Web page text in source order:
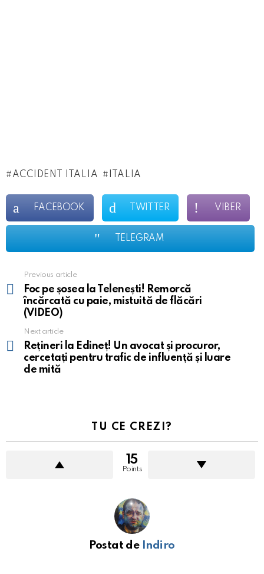
ACCIDENT ITALIA ITALIA
FACEBOOK TWITTER VIBER
TELEGRAM
more
Previous article
Foc pe șosea la Telenești! Remorcă
încărcată cu paie, mistuită de flăcări
(VIDEO)
Next article
Rețineri la Edineț! Un avocat și procuror,
cercetați pentru trafic de influență și luare
de mită
TU CE CREZI?
15
Points
Postat de Indiro